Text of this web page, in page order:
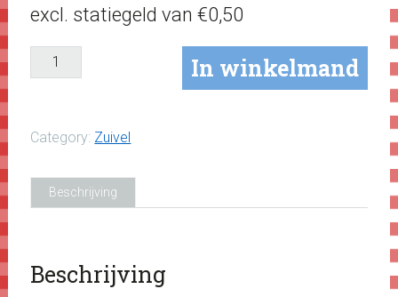
excl. statiegeld van€0,50
*Sinaasappelyoghurt*
aantal
In winkelmand
Category: Zuivel
Beschrijving
Beschrijving